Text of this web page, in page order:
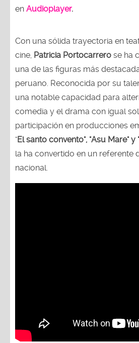
en Audioplayer.
Con una sólida trayectoria en
cine, Patricia Portocarrero se ha
una de las figuras más
peruano. Reconocida por su
una notable capacidad para
comedia y el drama con igual
participación en producciones
"El santo convento", "Asu Mare"
la ha convertido en un referente
nacional.